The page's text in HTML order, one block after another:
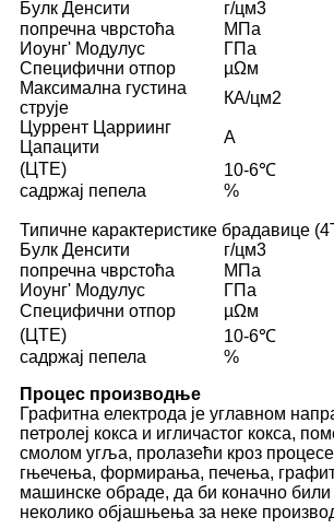
Булк Денсити
г/цм3
попречна чврстоћа
МПа
Иоунг' Модулус
ГПа
Специфични отпор
µΩм
Максимална густина
струје
КА/цм2
Цуррент Царриинг
Цапацити
A
(ЦТЕ)
10-6℃
садржај пепела
%
Типичне карактеристике брадавице
Булк Денсити
г/цм3
попречна чврстоћа
МПа
Иоунг' Модулус
ГПа
Специфични отпор
µΩм
(ЦТЕ)
10-6℃
садржај пепела
%
Процес производње
Графитна електрода је углавном
петролеј кокса и игличастог кокса,
смолом угља, пролазећи кроз процесе
гњечења, формирања, печења,
машинске обраде, да би коначно
неколико објашњења за неке